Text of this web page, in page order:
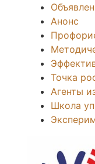
Анонс
Точка
Агенты
Школа